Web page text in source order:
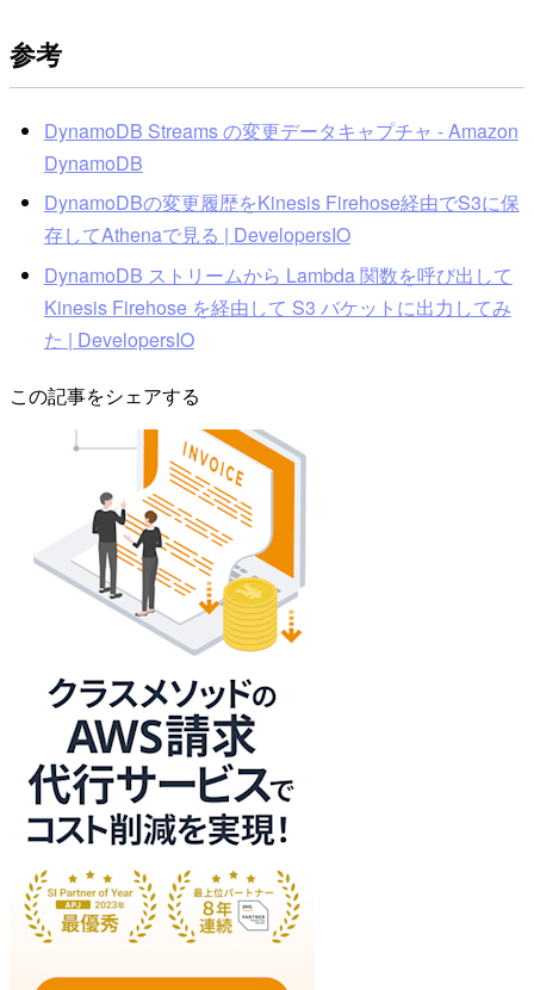
参考
DynamoDB Streams の変更データキャプチャ - Amazon
DynamoDB
DynamoDBの変更履歴をKinesis Firehose経由でS3に保
存してAthenaで見る | DevelopersIO
DynamoDB ストリームから Lambda 関数を呼び出して
Kinesis Firehose を経由して S3 バケットに出力してみ
た | DevelopersIO
この記事をシェアする